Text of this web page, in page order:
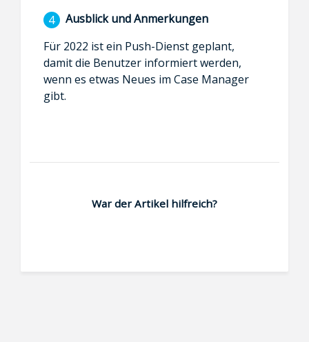
Ausblick und Anmerkungen
Für 2022 ist ein Push-Dienst geplant,
damit die Benutzer informiert werden,
wenn es etwas Neues im Case Manager
gibt.
War der Artikel hilfreich?